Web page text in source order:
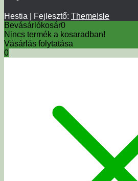
Hestia | Fejlesztő: ThemeIsle
Bevásárlókosár0
Nincs termék a kosaradban!
Vásárlás folytatása
0